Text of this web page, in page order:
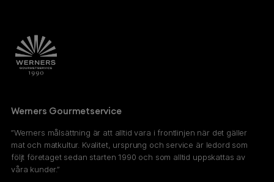
Werners Gourmetservice
”Werners målsättning är att alltid vara i frontlinjen när det gäller
mat och matkultur. Kvalitet, ursprung och service är ledord som
följt företaget sedan starten 1990 och som alltid uppskattas av
våra kunder.”